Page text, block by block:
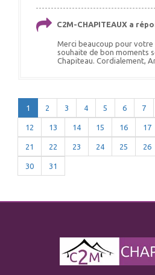
C2M-CHAPITEAUX a
Merci beaucoup pour votre
souhaite de bon moments
Chapiteau. Cordialement,
1 2 3 4 5 6 7
12 13 14 15 16 17
21 22 23 24 25 26
30 31